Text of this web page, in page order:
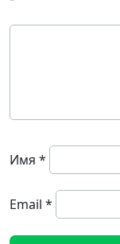
Имя *
Email *